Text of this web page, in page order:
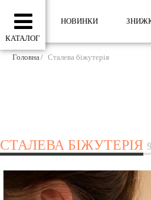
КАТАЛОГ
НОВИНКИ
Головна Сталева біжутерія
СТАЛЕВА БІЖУТЕРІЯ